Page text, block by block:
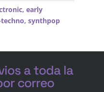
, early
, synthpop
a toda la
correo